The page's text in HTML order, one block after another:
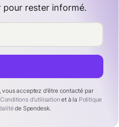
rester informé.
vous acceptez d'être contacté par
Conditions d'utilisation et à la Politique
de Spendesk.